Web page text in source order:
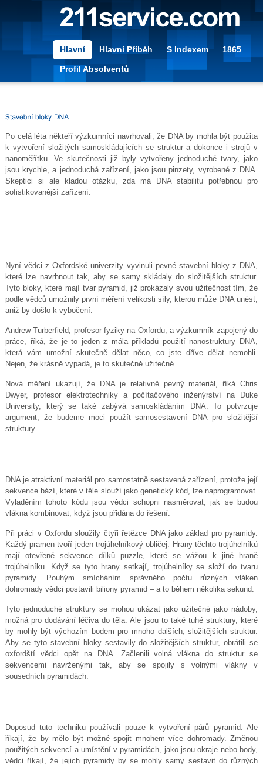
Hlavní Hlavní Příběh S Indexem 1865
Profil Absolventů
Po celá léta někteří výzkumníci navrhovali, že DNA by mohla být použita
k vytvoření složitých samoskládajících se struktur a dokonce i strojů v
nanoměřítku. Ve skutečnosti již byly vytvořeny jednoduché tvary, jako
jsou krychle, a jednoduchá zařízení, jako jsou pinzety, vyrobené z DNA.
Skeptici si ale kladou otázku, zda má DNA stabilitu potřebnou pro
sofistikovanější zařízení.
Nyní vědci z Oxfordské univerzity vyvinuli pevné stavební bloky z DNA,
které lze navrhnout tak, aby se samy skládaly do složitějších struktur.
Tyto bloky, které mají tvar pyramid, již prokázaly svou užitečnost tím, že
podle vědců umožnily první měření velikosti síly, kterou může DNA unést,
aniž by došlo k vybočení.
Andrew Turberfield, profesor fyziky na Oxfordu, a výzkumník zapojený do
práce, říká, že je to jeden z mála příkladů použití nanostruktury DNA,
která vám umožní skutečně dělat něco, co jste dříve dělat nemohli.
Nejen, že krásně vypadá, je to skutečně užitečné.
Nová měření ukazují, že DNA je relativně pevný materiál, říká Chris
Dwyer, profesor elektrotechniky a počítačového inženýrství na Duke
University, který se také zabývá samoskládáním DNA. To potvrzuje
argument, že budeme moci použít samosestavení DNA pro složitější
struktury.
DNA je atraktivní materiál pro samostatně sestavená zařízení, protože její
sekvence bází, které v těle slouží jako genetický kód, lze naprogramovat.
Vyladěním tohoto kódu jsou vědci schopni nasměrovat, jak se budou
vlákna kombinovat, když jsou přidána do řešení.
Při práci v Oxfordu sloužily čtyři řetězce DNA jako základ pro pyramidy.
Každý pramen tvoří jeden trojúhelníkový obličej. Hrany těchto trojúhelníků
mají otevřené sekvence dílků puzzle, které se vážou k jiné hraně
trojúhelníku. Když se tyto hrany setkají, trojúhelníky se složí do tvaru
pyramidy. Pouhým smícháním správného počtu různých vláken
dohromady vědci postavili biliony pyramid – a to během několika sekund.
Tyto jednoduché struktury se mohou ukázat jako užitečné jako nádoby,
možná pro dodávání léčiva do těla. Ale jsou to také tuhé struktury, které
by mohly být výchozím bodem pro mnoho dalších, složitějších struktur.
Aby se tyto stavební bloky sestavily do složitějších struktur, obrátili se
oxfordští vědci opět na DNA. Začlenili volná vlákna do struktur se
sekvencemi navrženými tak, aby se spojily s volnými vlákny v
sousedních pyramidách.
Doposud tuto techniku ​​používali pouze k vytvoření párů pyramid. Ale
říkají, že by mělo být možné spojit mnohem více dohromady. Změnou
použitých sekvencí a umístění v pyramidách, jako jsou okraje nebo body,
vědci říkají, že jejich pyramidy by se mohly samy sestavit do různých